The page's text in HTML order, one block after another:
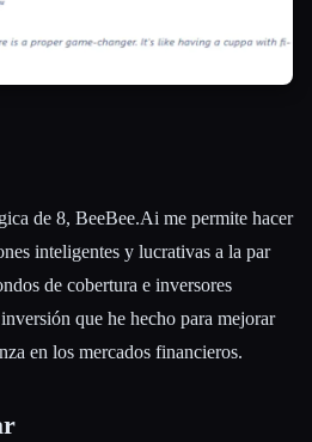
de 8, BeeBee.Ai me permite hacer
inteligentes y lucrativas a la par
de cobertura e inversores
que he hecho para mejorar
en los mercados financieros.